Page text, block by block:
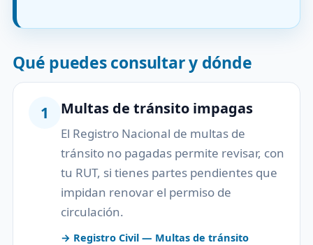
Qué puedes consultar y dónde
1 Multas de tránsito impagas
El Registro Nacional de multas de
tránsito no pagadas permite revisar, con
tu RUT, si tienes partes pendientes que
impidan renovar el permiso de
circulación.
→ Registro Civil — Multas de tránsito